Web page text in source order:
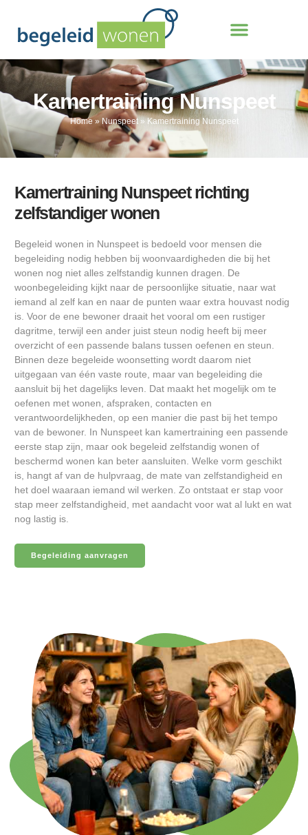
Kamertraining Nunspeet
Home »Nunspeet»Kamertraining Nunspeet
Kamertraining Nunspeet richting
zelfstandiger wonen
Begeleid wonen in Nunspeet is bedoeld voor mensen die
begeleiding nodig hebben bij woonvaardigheden die bij het
wonen nog niet alles zelfstandig kunnen dragen. De
woonbegeleiding kijkt naar de persoonlijke situatie, naar wat
iemand al zelf kan en naar de punten waar extra houvast nodig
is. Voor de ene bewoner draait het vooral om een rustiger
dagritme, terwijl een ander juist steun nodig heeft bij meer
overzicht of een passende balans tussen oefenen en steun.
Binnen deze begeleide woonsetting wordt daarom niet
uitgegaan van één vaste route, maar van begeleiding die
aansluit bij het dagelijks leven. Dat maakt het mogelijk om te
oefenen met wonen, afspraken, contacten en
verantwoordelijkheden, op een manier die past bij het tempo
van de bewoner. In Nunspeet kan kamertraining een passende
eerste stap zijn, maar ook begeleid zelfstandig wonen of
beschermd wonen kan beter aansluiten. Welke vorm geschikt
is, hangt af van de hulpvraag, de mate van zelfstandigheid en
het doel waaraan iemand wil werken. Zo ontstaat er stap voor
stap meer zelfstandigheid, met aandacht voor wat al lukt en wat
nog lastig is.
Begeleiding aanvragen